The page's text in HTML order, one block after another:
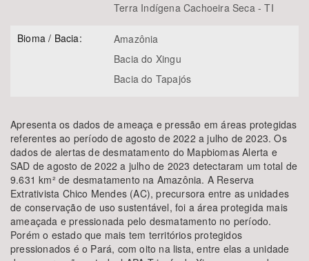
Terra Indígena Cachoeira Seca - TI
Bioma / Bacia:
Amazônia
Bacia do Xingu
Bacia do Tapajós
Apresenta os dados de ameaça e pressão em áreas protegidas
referentes ao período de agosto de 2022 a julho de 2023. Os
dados de alertas de desmatamento do Mapbiomas Alerta e
SAD de agosto de 2022 a julho de 2023 detectaram um total de
9.631 km² de desmatamento na Amazônia. A Reserva
Extrativista Chico Mendes (AC), precursora entre as unidades
de conservação de uso sustentável, foi a área protegida mais
ameaçada e pressionada pelo desmatamento no período.
Porém o estado que mais tem territórios protegidos
pressionados é o Pará, com oito na lista, entre elas a unidade